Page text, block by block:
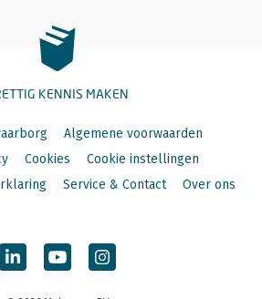
KENNIS MAKEN
Algemene voorwaarden
Cookies
Cookie instellingen
Service & Contact Over ons